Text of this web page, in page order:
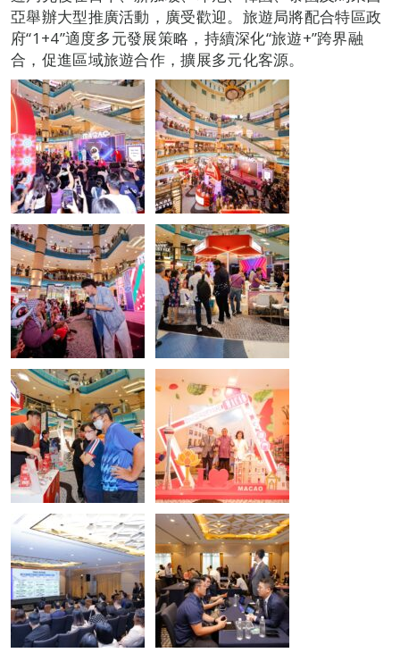
亞舉辦大型推廣活動，廣受歡迎。旅遊局將配合特區政
府“1+4”適度多元發展策略，持續深化“旅遊+”跨界融
合，促進區域旅遊合作，擴展多元化客源。